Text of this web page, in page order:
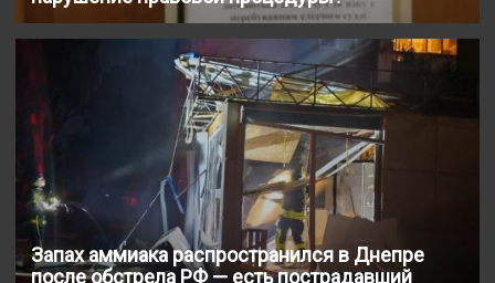
Запах аммиака распространился в Днепре
после обстрела РФ — есть пострадавший